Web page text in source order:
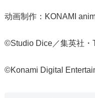
动画制作：KONAMI
©Studio Dice／集英社・
©Konami Digital